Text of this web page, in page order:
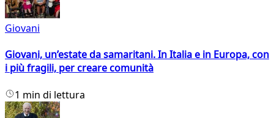
Giovani
Giovani, un’estate da samaritani. In Italia e in Europa, con
i più fragili, per creare comunità
1 min di lettura